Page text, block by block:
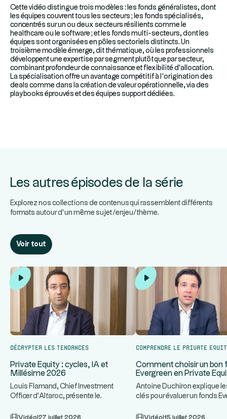
Cette vidéo distingue trois modèles : les fonds généralistes, dont
les équipes couvrent tous les secteurs ; les fonds spécialisés,
concentrés sur un ou deux secteurs résilients comme le
healthcare ou le software ; et les fonds multi-secteurs, dont les
équipes sont organisées en pôles sectoriels distincts. Un
troisième modèle émerge, dit thématique, où les professionnels
développent une expertise par segment plutôt que par secteur,
combinant profondeur de connaissance et flexibilité d'allocation.
La spécialisation offre un avantage compétitif à l'origination des
deals comme dans la création de valeur opérationnelle, via des
playbooks éprouvés et des équipes support dédiées.
Les autres épisodes de la série
Explorez nos collections de contenus qui rassemblent différents
formats autour d’un même sujet/enjeu/thème.
Voir tout
Décrypter les tendances
Private Equity : cycles, IA et
Millésime 2026
Louis Flamand, Chief Investment
Officer d'Altaroc, présente le
... Vidéo 27 juillet 2026
Comprendre le Private
Comment choisir un bon
Evergreen en Private
Antoine Duchiron explique
clés pour évaluer un fonds
Vidéo 15 juillet 2026